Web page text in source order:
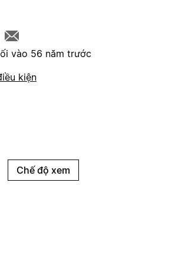
vào 56 năm trước
kiện
Chế độ xem